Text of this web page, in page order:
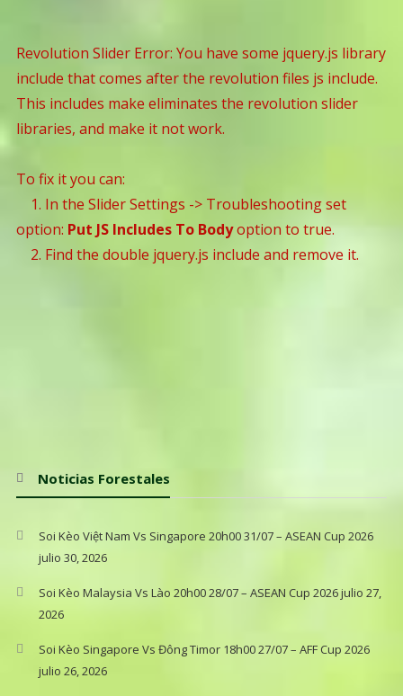
Revolution Slider Error: You have some jquery.js library
include that comes after the revolution files js include.
This includes make eliminates the revolution slider
libraries, and make it not work.
To fix it you can:
1. In the Slider Settings -> Troubleshooting set
option: Put JS Includes To Bodyoption to true.
2. Find the double jquery.js include and remove it.
Noticias Forestales
Soi Kèo Việt Nam Vs Singapore 20h00 31/07 – ASEAN Cup 2026
julio 30, 2026
Soi Kèo Malaysia Vs Lào 20h00 28/07 – ASEAN Cup 2026julio 27,
2026
Soi Kèo Singapore Vs Đông Timor 18h00 27/07 – AFF Cup 2026
julio 26, 2026